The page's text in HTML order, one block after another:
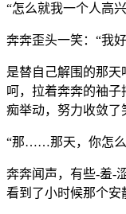
“怎么就我一个人高
奔奔歪头一笑：“我
是替自己解围的那
呵，拉着奔奔的袖
痴举动，努力收敛了
“那……那天，你怎么
奔奔闻声，有些-羞-
看到了小时候那个安